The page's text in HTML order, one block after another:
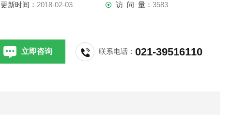
更新时间： 2018-02-03 访 问 量： 3583
立即咨询 联系电话：021-39516110